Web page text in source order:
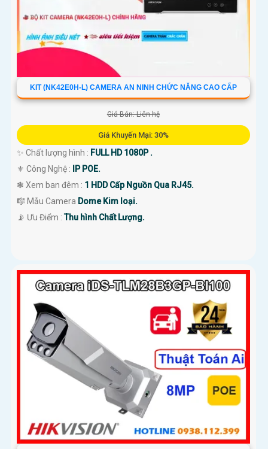
KIT (NK42E0H-L) CAMERA AN NINH CHỨC NĂNG CAO CẤP
Giá Bán: Liên hệ
Giá Khuyến Mại: 30%
✨ Chất lượng hình : FULL HD 1080P .
⚜️ Công Nghệ :
IP POE.
❃ Xem ban đêm : 1 HDD Cấp Nguồn Qua RJ45.
🎼️ Mẫu Camera Dome Kim loại.
️📡 Ưu Điểm :Thu hình Chất Lượng.